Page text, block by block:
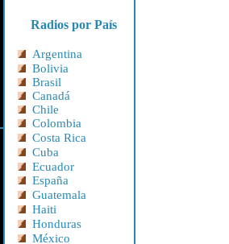
Radios por País
Argentina
Bolivia
Brasil
Canadá
Chile
Colombia
Costa Rica
Cuba
Ecuador
España
Guatemala
Haiti
Honduras
México